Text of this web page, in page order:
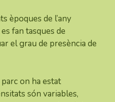
èpoques de l’any
fan tasques de
el grau de presència de
on ha estat
són variables,